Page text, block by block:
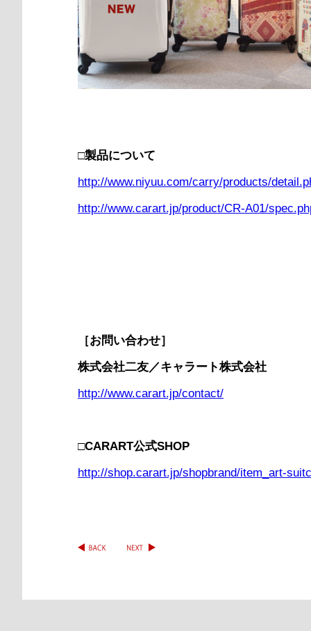
□製品について
http://www.niyuu.com/carry/products/
http://www.carart.jp/product/CR-A01/
［お問い合わせ］
株式会社二友／キャラート株式会社
http://www.carart.jp/contact/
□CARART公式SHOP
http://shop.carart.jp/shopbrand/item_art-